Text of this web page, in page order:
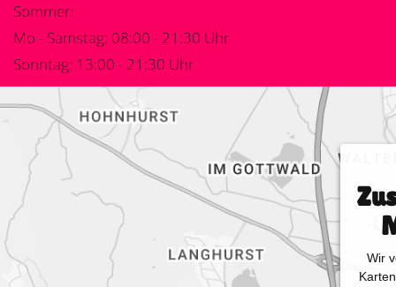
Sommer:
Mo - Samstag: 08:00 - 21:30 Uhr
Sonntag: 13:00 - 21:30 Uhr
Wir